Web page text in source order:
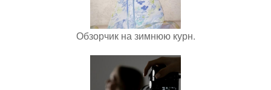
Обзорчик на зимнюю курн.